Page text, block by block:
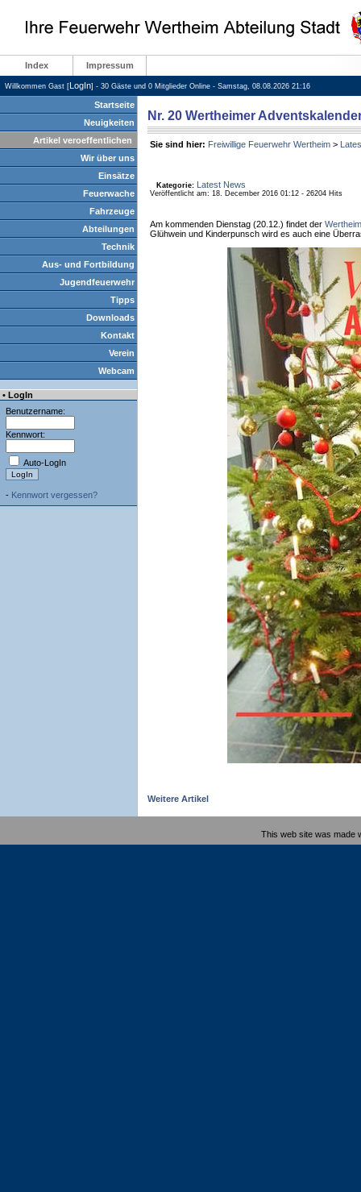
Index Impressum
Willkommen Gast [LogIn] - 30 Gäste und 0 Mitglieder Online - Samstag, 08.08.2026 21:16
Startseite
Neuigkeiten
Artikel veroeffentlichen
Wir über uns
Einsätze
Feuerwache
Fahrzeuge
Abteilungen
Technik
Aus- und Fortbildung
Jugendfeuerwehr
Tipps
Downloads
Kontakt
Verein
Webcam
• LogIn
Benutzername:
Kennwort:
Auto-LogIn
- Kennwort vergessen?
Nr. 20 Wertheimer
Sie sind hier: Freiwillige Feuerwehr Wertheim>
Kategorie: Latest News
Veröffentlicht am: 18. December 2016 01:12 - 26204 Hits
Am kommenden Dienstag (20.12.) findet der
Glühwein und Kinderpunsch wird es auch eine
Weitere Artikel
This web site was made